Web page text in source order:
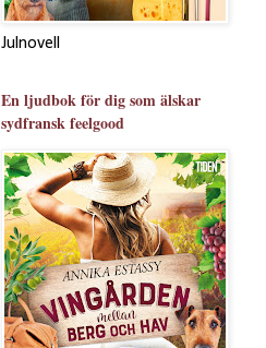
Julnovell
En ljudbok för dig som älskar
sydfransk feelgood